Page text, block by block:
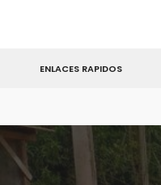
ENLACES RAPIDOS